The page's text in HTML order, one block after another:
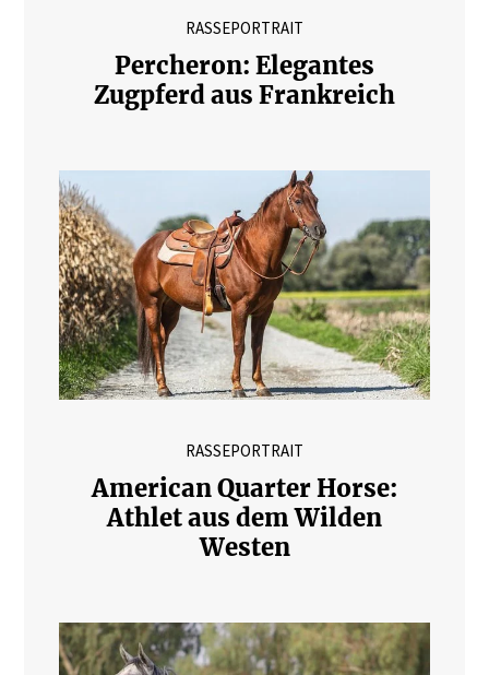
RASSEPORTRAIT
Percheron: Elegantes
Zugpferd aus Frankreich
RASSEPORTRAIT
American Quarter Horse:
Athlet aus dem Wilden
Westen